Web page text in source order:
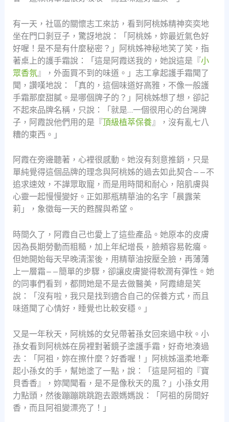
有一天，社區的關懷志工來訪，看到阿桃姊精神奕奕地
坐在門口剝豆子，驚訝地說：「阿桃姊，妳最近氣色好
好喔！是不是有什麼秘密？」阿桃姊神秘地笑了笑，指
著桌上的護手霜說：「這是阿霞送我的，她說這是『小
眾香氛』，外面買不到的味道。」志工拿起護手霜聞了
聞，讚嘆地說：「真的，這個味道好高雅，不像一般護
手霜那麼甜膩。是哪個牌子的？」阿桃姊想了想，卻記
不起來品牌名稱，只說：「就是…一個很用心的台灣牌
子，阿霞說他們用的是『頂級植萃保養』，沒有亂七八
糟的東西。」
阿霞在旁邊聽著，心裡很感動。她沒有刻意推銷，只是
單純覺得這個品牌的理念與阿桃姊的過去如此契合——不
追求速效，不譁眾取寵，而是用時間和耐心，陪肌膚與
心靈一起慢慢變好。正如那瓶精華油的名字「晨露茉
莉」，象徵每一天的甦醒與希望。
時間久了，阿霞自己也愛上了這些產品。她原本的皮膚
因為長期勞動而粗糙，加上年紀增長，臉頰容易乾癟。
但她開始每天早晚清潔後，用精華油按壓全臉，再薄薄
上一層霜——簡單的步驟，卻讓皮膚變得軟潤有彈性。她
的同事們看到，都問她是不是去做醫美，阿霞總是笑
說：「沒有啦，我只是找到適合自己的保養方式，而且
味道聞了心情好，睡覺也比較安穩。」
又是一年秋天，阿桃姊的女兒帶著孫女回來過中秋。小
孫女看到阿桃姊在房裡對著鏡子塗護手霜，好奇地湊過
去：「阿祖，妳在擦什麼？好香喔！」阿桃姊溫柔地牽
起小孫女的手，幫她塗了一點，說：「這是阿祖的『寶
貝香香』，妳聞聞看，是不是像秋天的風？」小孫女用
力點頭，然後蹦蹦跳跳跑去跟媽媽說：「阿祖的房間好
香，而且阿祖變漂亮了！」